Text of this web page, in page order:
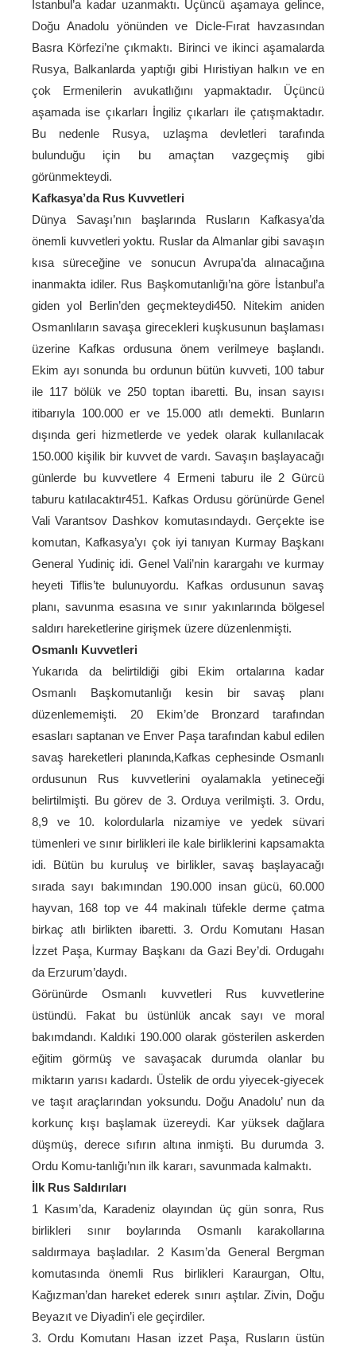
İstanbul’a kadar uzanmaktı. Üçüncü aşamaya gelince,
Doğu Anadolu yönünden ve Dicle-Fırat havzasından
Basra Körfezi’ne çıkmaktı. Birinci ve ikinci aşamalarda
Rusya, Balkanlarda yaptığı gibi Hıristiyan halkın ve en
çok Ermenilerin avukatlığını yapmaktadır. Üçüncü
aşamada ise çıkarları İngiliz çıkarları ile çatışmaktadır.
Bu nedenle Rusya, uzlaşma devletleri tarafında
bulunduğu için bu amaçtan vazgeçmiş gibi
görünmekteydi.
Kafkasya’da Rus Kuvvetleri
Dünya Savaşı’nın başlarında Rusların Kafkasya’da
önemli kuvvetleri yoktu. Ruslar da Almanlar gibi savaşın
kısa süreceğine ve sonucun Avrupa’da alınacağına
inanmakta idiler. Rus Başkomutanlığı’na göre İstanbul’a
giden yol Berlin’den geçmekteydi450. Nitekim aniden
Osmanlıların savaşa girecekleri kuşkusunun başlaması
üzerine Kafkas ordusuna önem verilmeye başlandı.
Ekim ayı sonunda bu ordunun bütün kuvveti, 100 tabur
ile 117 bölük ve 250 toptan ibaretti. Bu, insan sayısı
itibarıyla 100.000 er ve 15.000 atlı demekti. Bunların
dışında geri hizmetlerde ve yedek olarak kullanılacak
150.000 kişilik bir kuvvet de vardı. Savaşın başlayacağı
günlerde bu kuvvetlere 4 Ermeni taburu ile 2 Gürcü
taburu katılacaktır451. Kafkas Ordusu görünürde Genel
Vali Varantsov Dashkov komutasındaydı. Gerçekte ise
komutan, Kafkasya’yı çok iyi tanıyan Kurmay Başkanı
General Yudiniç idi. Genel Vali’nin karargahı ve kurmay
heyeti Tiflis’te bulunuyordu. Kafkas ordusunun savaş
planı, savunma esasına ve sınır yakınlarında bölgesel
saldırı hareketlerine girişmek üzere düzenlenmişti.
Osmanlı Kuvvetleri
Yukarıda da belirtildiği gibi Ekim ortalarına kadar
Osmanlı Başkomutanlığı kesin bir savaş planı
düzenlememişti. 20 Ekim’de Bronzard tarafından
esasları saptanan ve Enver Paşa tarafından kabul edilen
savaş hareketleri planında,Kafkas cephesinde Osmanlı
ordusunun Rus kuvvetlerini oyalamakla yetineceği
belirtilmişti. Bu görev de 3. Orduya verilmişti. 3. Ordu,
8,9 ve 10. kolordularla nizamiye ve yedek süvari
tümenleri ve sınır birlikleri ile kale birliklerini kapsamakta
idi. Bütün bu kuruluş ve birlikler, savaş başlayacağı
sırada sayı bakımından 190.000 insan gücü, 60.000
hayvan, 168 top ve 44 makinalı tüfekle derme çatma
birkaç atlı birlikten ibaretti. 3. Ordu Komutanı Hasan
İzzet Paşa, Kurmay Başkanı da Gazi Bey’di. Ordugahı
da Erzurum’daydı.
Görünürde Osmanlı kuvvetleri Rus kuvvetlerine
üstündü. Fakat bu üstünlük ancak sayı ve moral
bakımdandı. Kaldıki 190.000 olarak gösterilen askerden
eğitim görmüş ve savaşacak durumda olanlar bu
miktarın yarısı kadardı. Üstelik de ordu yiyecek-giyecek
ve taşıt araçlarından yoksundu. Doğu Anadolu’ nun da
korkunç kışı başlamak üzereydi. Kar yüksek dağlara
düşmüş, derece sıfırın altına inmişti. Bu durumda 3.
Ordu Komu-tanlığı’nın ilk kararı, savunmada kalmaktı.
İlk Rus Saldırıları
1 Kasım’da, Karadeniz olayından üç gün sonra, Rus
birlikleri sınır boylarında Osmanlı karakollarına
saldırmaya başladılar. 2 Kasım’da General Bergman
komutasında önemli Rus birlikleri Karaurgan, Oltu,
Kağızman’dan hareket ederek sınırı aştılar. Zivin, Doğu
Beyazıt ve Diyadin’i ele geçirdiler.
3. Ordu Komutanı Hasan izzet Paşa, Rusların üstün